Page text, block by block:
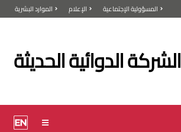
المسؤولية الإجتماعية الإعلام الموارد البشرية
الشركة الدوائية الحديثة